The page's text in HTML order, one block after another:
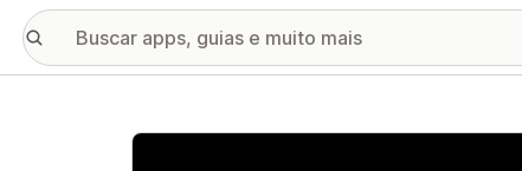
Galeria de imagens em destaque